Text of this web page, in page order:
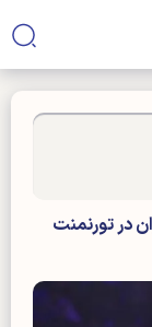
در تورنمنت